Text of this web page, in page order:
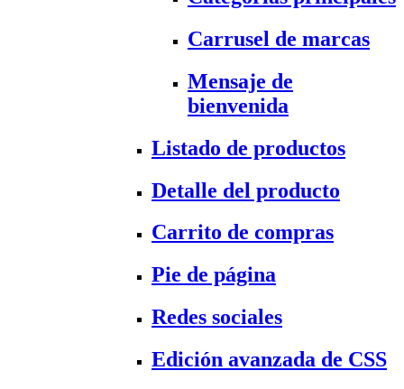
Carrusel de marcas
Mensaje de
bienvenida
Listado de productos
Detalle del producto
Carrito de compras
Pie de página
Redes sociales
Edición avanzada de CSS